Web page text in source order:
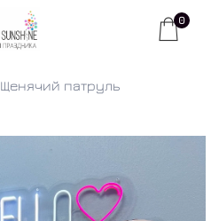
0
Щенячий патруль